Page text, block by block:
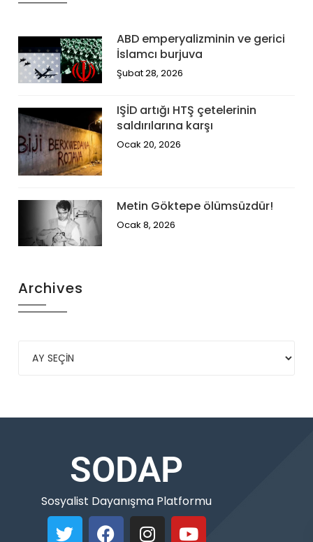
ABD emperyalizminin ve gerici
İslamcı burjuva
Şubat 28, 2026
IŞİD artığı HTŞ çetelerinin
saldırılarına karşı
Ocak 20, 2026
Metin Göktepe ölümsüzdür!
Ocak 8, 2026
Archives
SODAP
Sosyalist Dayanışma Platformu